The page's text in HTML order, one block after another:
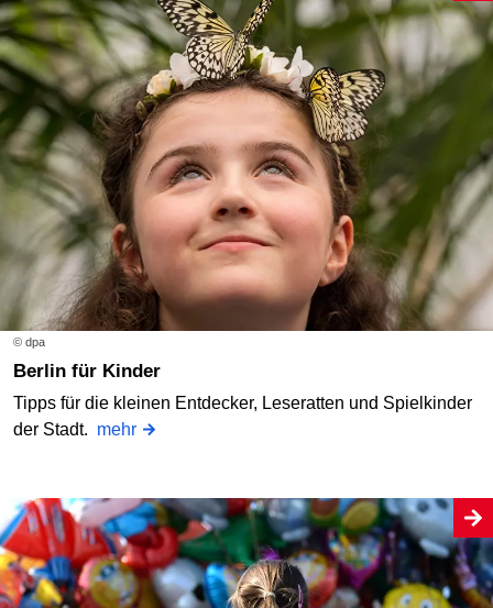
© dpa
Berlin für Kinder
Tipps für die kleinen Entdecker, Leseratten und Spielkinder
der Stadt. mehr